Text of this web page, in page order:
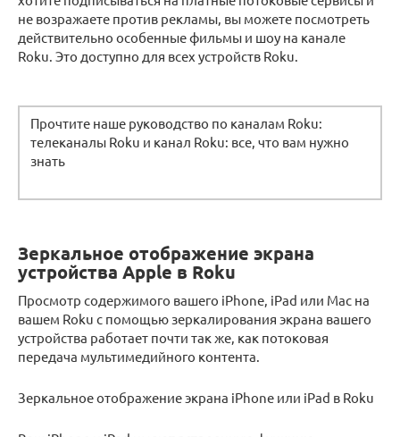
не возражаете против рекламы, вы можете посмотреть
действительно особенные фильмы и шоу на канале
Roku. Это доступно для всех устройств Roku.
Прочтите наше руководство по каналам Roku:
телеканалы Roku и канал Roku: все, что вам нужно
знать
Зеркальное отображение экрана
устройства Apple в Roku
Просмотр содержимого вашего iPhone, iPad или Mac на
вашем Roku с помощью зеркалирования экрана вашего
устройства работает почти так же, как потоковая
передача мультимедийного контента.
Зеркальное отображение экрана iPhone или iPad в Roku